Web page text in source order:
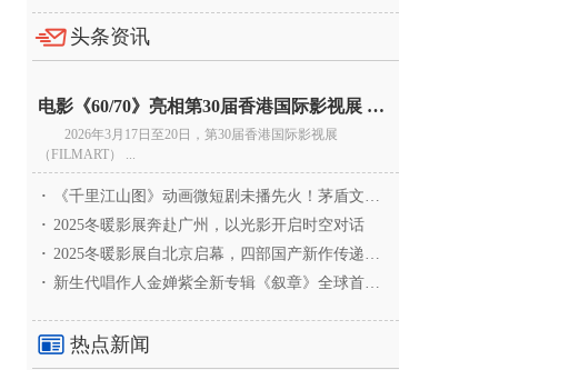
头条资讯
电影《60/70》亮相第30届香港国际影视展 冲刺戛纳备
2026年3月17日至20日，第30届香港国际影视展
（FILMART） ...
·
《千里江山图》动画微短剧未播先火！茅盾文学奖IP首
· 2025冬暖影展奔赴广州，以光影开启时空对话
· 2025冬暖影展自北京启幕，四部国产新作传递银幕温情
· 新生代唱作人金婵紫全新专辑《叙章》全球首发，颠覆
热点新闻